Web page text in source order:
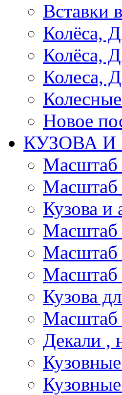
Вставки
Колёса,
Колёса,
Колеса,
Новое
КУЗОВА
Масштаб
Масштаб
Кузова и
Масштаб
Масштаб
Масштаб
Кузова
Масштаб
Декали ,